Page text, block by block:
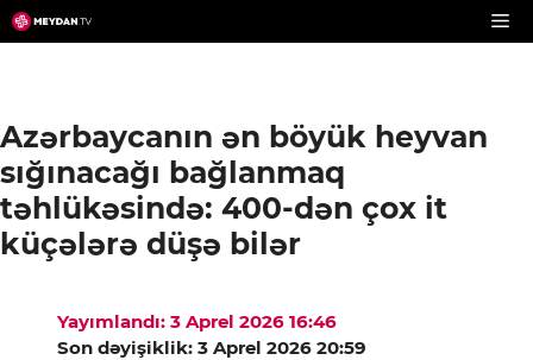
Skip
to
Azərbaycanın ən böyük heyvan
sığınacağı bağlanmaq
təhlükəsində: 400-dən çox it
küçələrə düşə bilər
Yayımlandı: 3 Aprel 2026 16:46
Son dəyişiklik: 3 Aprel 2026 20:59